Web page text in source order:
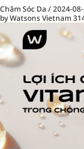
Chăm Sóc Da /2024-
by Watsons Vietnam